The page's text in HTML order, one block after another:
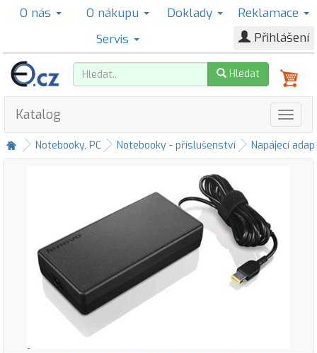
O nás O nákupu Doklady
Reklamace
Servis
Přihlášení
Hledat
Katalog
Notebooky, PC Notebooky - příslušenství Napájecí